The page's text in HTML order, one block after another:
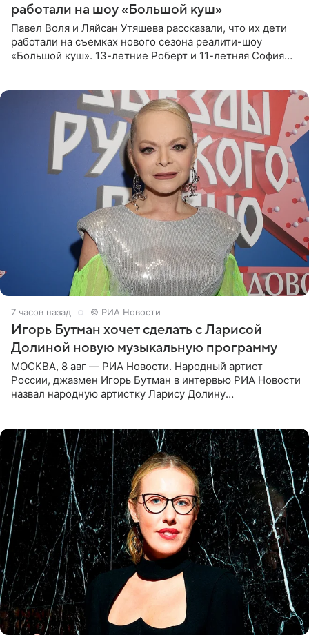
работали на шоу «Большой куш»
Павел Воля и Ляйсан Утяшева рассказали, что их дети
работали на съемках нового сезона реалити-шоу
«Большой куш». 13-летние Роберт и 11-летняя София
7 часов назад © РИА Новости
Игорь Бутман хочет сделать с Ларисой
Долиной новую музыкальную программу
МОСКВА, 8 авг — РИА Новости. Народный артист
России, джазмен Игорь Бутман в интервью РИА Новости
назвал народную артистку Ларису Долину